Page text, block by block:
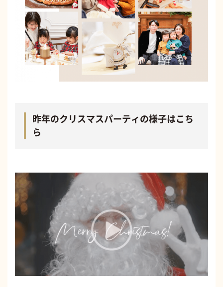
昨年のクリスマスパーティの様子はこち
ら